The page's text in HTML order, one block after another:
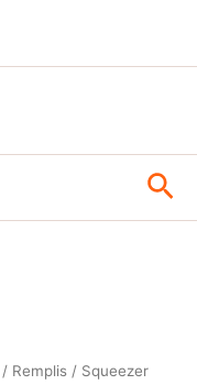
/ Remplis / Squeezer